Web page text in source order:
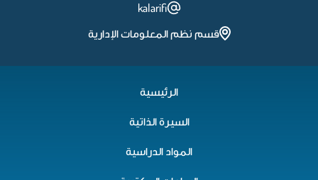
kalarifi
قسم نظم المعلومات الإدارية
الرئيسية
السيرة الذاتية
المواد الدراسية